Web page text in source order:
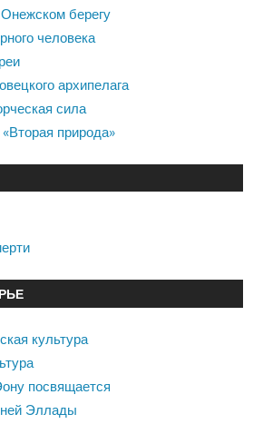
берегу
человека
архипелага
сила
природа»
культура
посвящается
Эллады